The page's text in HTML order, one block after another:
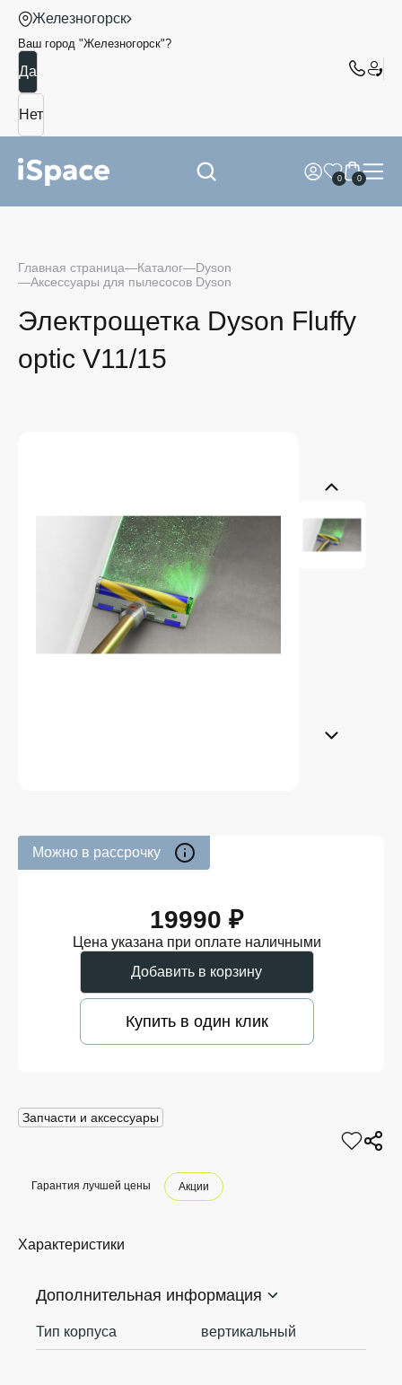
Железногорск
Ваш город "Железногорск"?
0 0
Главная страница Каталог
Dyson
Аксессуары для пылесосов Dyson
Электрощетка Dyson Fluffy
optic V11/15
Можно в рассрочку
19990 ₽
Цена указана при оплате наличными
Добавить в корзину
Купить в один клик
Запчасти и аксессуары
Гарантия лучшей цены Акции
Характеристики
Дополнительная информация
Тип корпуса вертикальный